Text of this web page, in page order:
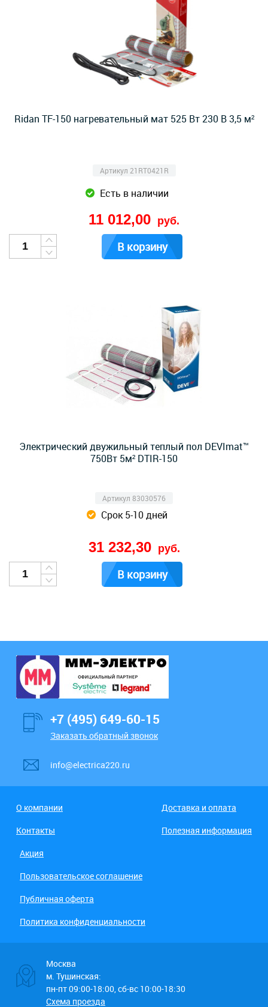
Ridan TF-150 нагревательный мат 525 Вт 230 В 3,5 м²
Артикул 21RT0421R
Есть в наличии
11 012,00 руб.
В корзину
Электрический двужильный теплый пол DEVImat™
750Вт 5м² DTIR-150
Артикул 83030576
Срок 5-10 дней
31 232,30 руб.
В корзину
+7 (495) 649-60-15
Заказать обратный звонок
info@electrica220.ru
О компании
Доставка и оплата
Контакты
Полезная информация
Акция
Пользовательское соглашение
Публичная оферта
Политика конфиденциальности
Москва
м. Тушинская:
пн-пт 09:00-18:00, сб-вс 10:00-18:30
Схема проезда